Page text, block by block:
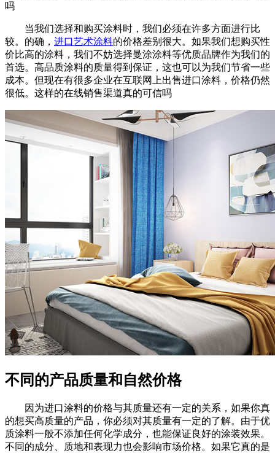
吗
当我们选择和购买涂料时，我们必须在许多方面进行比
较。的确， 进口艺术涂料的价格差别很大。如果我们想购买性
价比高的涂料，我们不妨选择曼涂涂料等优质品牌作为我们的
首选。高品质涂料的质量得到保证，这也可以为我们节省一些
成本。但现在有很多企业在互联网上出售进口涂料，价格仍然
很低。这样的在线销售渠道真的可信吗
不同的产品质量和自然价格
因为进口涂料的价格与其质量还有一定的关系，如果你真
的想买高质量的产品，你必须对其质量有一定的了解。由于优
质涂料一般不添加任何化学成分，也能保证良好的涂装效果。
不同的成分、质地和表现力也会影响市场价格。如果它真的是